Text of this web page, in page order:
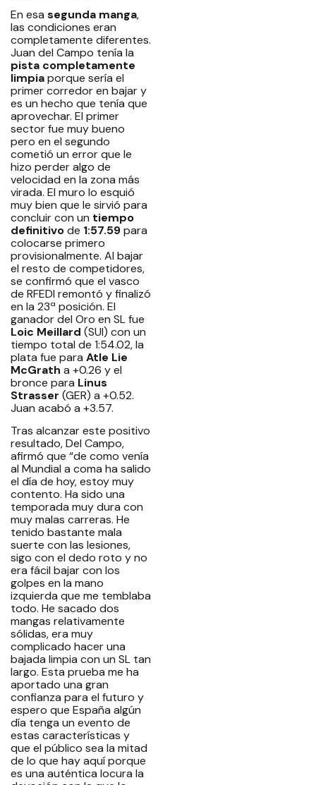
En esa segunda manga,
las condiciones eran
completamente diferentes.
Juan del Campo tenía la
pista completamente
limpiaporque sería el
primer corredor en bajar y
es un hecho que tenía que
aprovechar. El primer
sector fue muy bueno
pero en el segundo
cometió un error que le
hizo perder algo de
velocidad en la zona más
virada. El muro lo esquió
muy bien que le sirvió para
concluir con un tiempo
definitivode 1:57.59para
colocarse primero
provisionalmente. Al bajar
el resto de competidores,
se confirmó que el vasco
de RFEDI remontó y finalizó
en la 23ª posición. El
ganador del Oro en SL fue
Loic Meillard (SUI) con un
tiempo total de 1:54.02, la
plata fue para Atle Lie
McGrath a +0.26 y el
bronce para Linus
Strasser (GER) a +0.52.
Juan acabó a +3.57.
Tras alcanzar este positivo
resultado, Del Campo,
afirmó que “de como venía
al Mundial a coma ha salido
el día de hoy, estoy muy
contento. Ha sido una
temporada muy dura con
muy malas carreras. He
tenido bastante mala
suerte con las lesiones,
sigo con el dedo roto y no
era fácil bajar con los
golpes en la mano
izquierda que me temblaba
todo. He sacado dos
mangas relativamente
sólidas, era muy
complicado hacer una
bajada limpia con un SL tan
largo. Esta prueba me ha
aportado una gran
confianza para el futuro y
espero que España algún
día tenga un evento de
estas características y
que el público sea la mitad
de lo que hay aquí porque
es una auténtica locura la